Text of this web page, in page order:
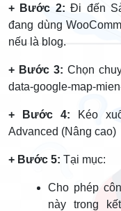
+ Bước 2:Đi đến
đang dùng
nếu là blog.
+ Bước 3: Chọn
data-google-map-
+ Bước 4:
Kéo
Advanced (Nâng cao)
+ Bước 5: Tại mục:
Cho phép
này trong